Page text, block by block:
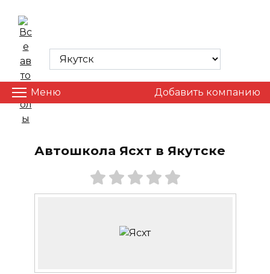
content
Меню Добавить компанию
Автошкола Ясхт в Якутске